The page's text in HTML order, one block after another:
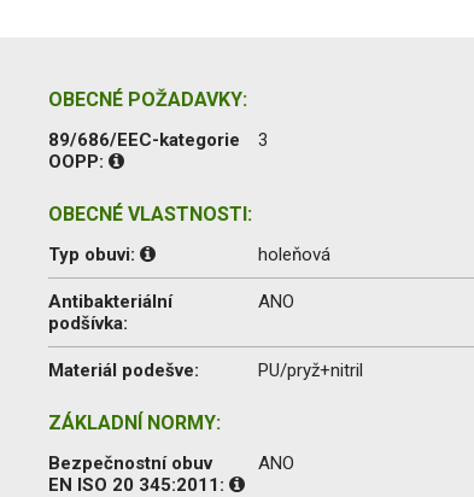
OBECNÉ POŽADAVKY:
89/686/EEC-kategorie
OOPP:
3
OBECNÉ VLASTNOSTI:
Typ obuvi: holeňová
Antibakteriální
podšívka:
ANO
Materiál podešve: PU/pryž+nitril
ZÁKLADNÍ NORMY:
Bezpečnostní obuv
EN ISO 20 345:2011:
ANO